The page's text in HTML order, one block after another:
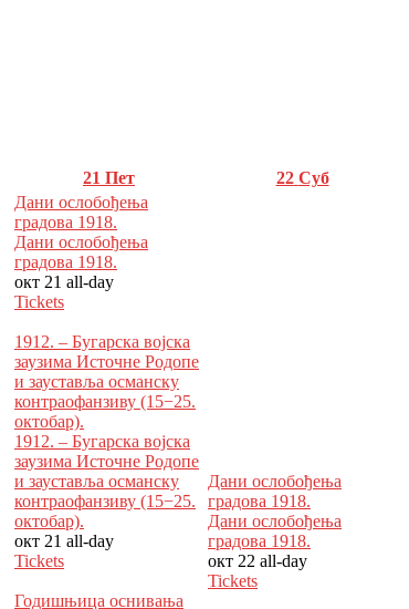
21 Пет 22 Суб
Дани ослобођења
градова 1918.
Дани ослобођења
градова 1918.
окт 21 all-day
Tickets
1912. – Бугарска војска
заузима Источне Родопе
и зауставља османску
контраофанзиву (15−25.
октобар).
1912. – Бугарска војска
заузима Источне Родопе
и зауставља османску
контраофанзиву (15−25.
октобар).
окт 21 all-day
Tickets
Годишњица оснивања
Дани ослобођења
градова 1918.
Дани ослобођења
градова 1918.
окт 22 all-day
Tickets